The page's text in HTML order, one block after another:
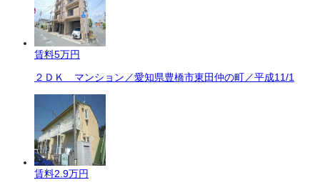
賃料5万円
２ＤＫ マンション／愛知県豊橋市東田仲の町／平成11/1
賃料2.9万円